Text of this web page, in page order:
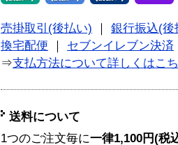
売掛取引(後払い)
銀行振込(後
換宅配便
セブンイレブン決済
⇒支払方法について詳しくはこ
送料について
1つのご注文毎に一律1,100円(税